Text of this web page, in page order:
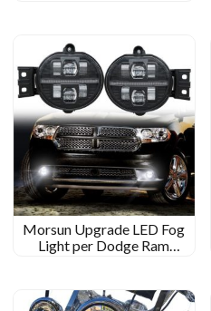
Morsun Upgrade LED Fog
Light per Dodge Ram
che passa luce